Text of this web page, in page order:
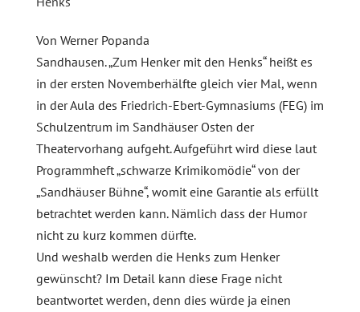
Von Werner Popanda
Sandhausen. „Zum Henker mit den Henks“ heißt es
in der ersten Novemberhälfte gleich vier Mal, wenn
in der Aula des Friedrich-Ebert-Gymnasiums (FEG) im
Schulzentrum im Sandhäuser Osten der
Theatervorhang aufgeht. Aufgeführt wird diese laut
Programmheft „schwarze Krimikomödie“ von der
„Sandhäuser Bühne“, womit eine Garantie als erfüllt
betrachtet werden kann. Nämlich dass der Humor
nicht zu kurz kommen dürfte.
Und weshalb werden die Henks zum Henker
gewünscht? Im Detail kann diese Frage nicht
beantwortet werden, denn dies würde ja einen